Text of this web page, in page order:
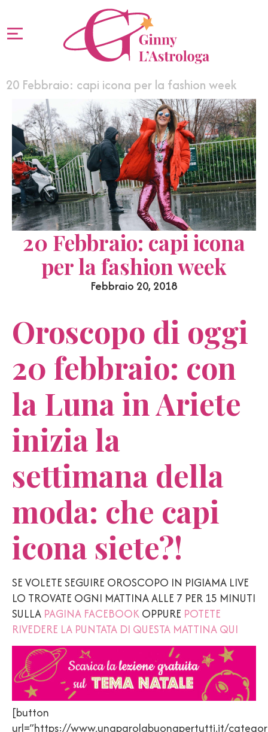
20 Febbraio: capi icona per la fashion week
20 Febbraio: capi icona
per la fashion week
Febbraio 20, 2018
Oroscopo di oggi
20 febbraio: con
la Luna in Ariete
inizia la
settimana della
moda: che capi
icona siete?!
SE VOLETE SEGUIRE OROSCOPO IN PIGIAMA LIVE
LO TROVATE OGNI MATTINA ALLE 7 PER 15 MINUTI
SULLA PAGINA FACEBOOKOPPURE POTETE
RIVEDERE LA PUNTATA DI QUESTA MATTINA QUI
[button
url=”https://www.unaparolabuonapertutti.it/